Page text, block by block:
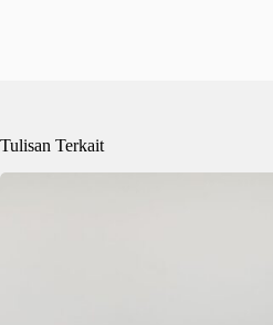
Tulisan Terkait